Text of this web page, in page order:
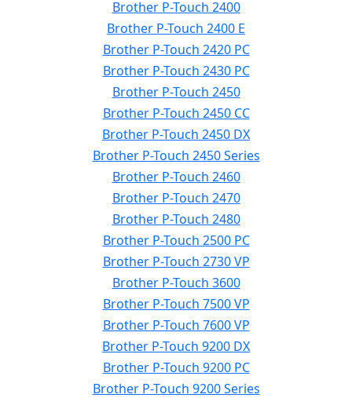
Brother P-Touch 2400
Brother P-Touch 2400 E
Brother P-Touch 2420 PC
Brother P-Touch 2430 PC
Brother P-Touch 2450
Brother P-Touch 2450 CC
Brother P-Touch 2450 DX
Brother P-Touch 2450 Series
Brother P-Touch 2460
Brother P-Touch 2470
Brother P-Touch 2480
Brother P-Touch 2500 PC
Brother P-Touch 2730 VP
Brother P-Touch 3600
Brother P-Touch 7500 VP
Brother P-Touch 7600 VP
Brother P-Touch 9200 DX
Brother P-Touch 9200 PC
Brother P-Touch 9200 Series